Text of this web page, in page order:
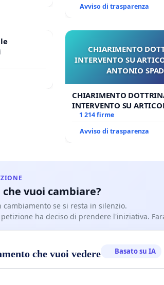
Avviso di trasparenza
CHIARIMENTO
INTERVENTO SU
ANTONIO
CHIARIMENTO
INTERVENTO SU
ANTONIO SPADARO
1 214 firme
Avviso di trasparenza
che vuoi cambiare?
cambiamento se si resta in silenzio.
ha deciso di prendere l'iniziativa.
che vuoi vedere Basato su IA